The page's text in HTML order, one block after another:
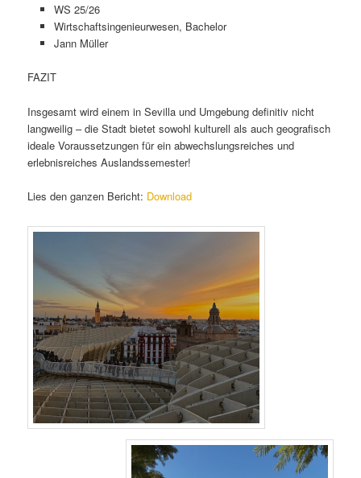
WS 25/26
Wirtschaftsingenieurwesen, Bachelor
Jann Müller
FAZIT
Insgesamt wird einem in Sevilla und Umgebung definitiv nicht
langweilig – die Stadt bietet sowohl kulturell als auch geografisch
ideale Voraussetzungen für ein abwechslungsreiches und
erlebnisreiches Auslandssemester!
Lies den ganzen Bericht: Download